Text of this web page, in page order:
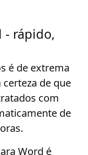
- rápido,
é de extrema
de que
com
de
Word é